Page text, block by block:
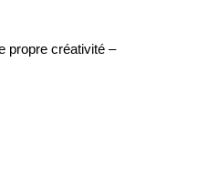
propre créativité –